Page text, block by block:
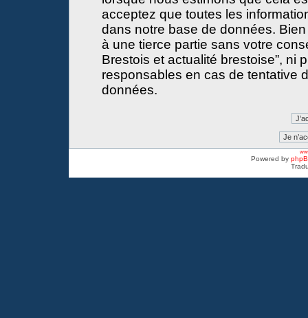
acceptez que toutes les
dans notre base de données.
à une tierce partie sans votre
Brestois et actualité brestoise”, ni
responsables en cas de tentative
données.
Powered by